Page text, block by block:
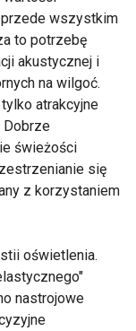
przede wszystkim
to potrzebę
akustycznej i
na wilgoć.
atrakcyjne
Dobrze
świeżości
się
z korzystaniem
oświetlenia.
nastrojowe